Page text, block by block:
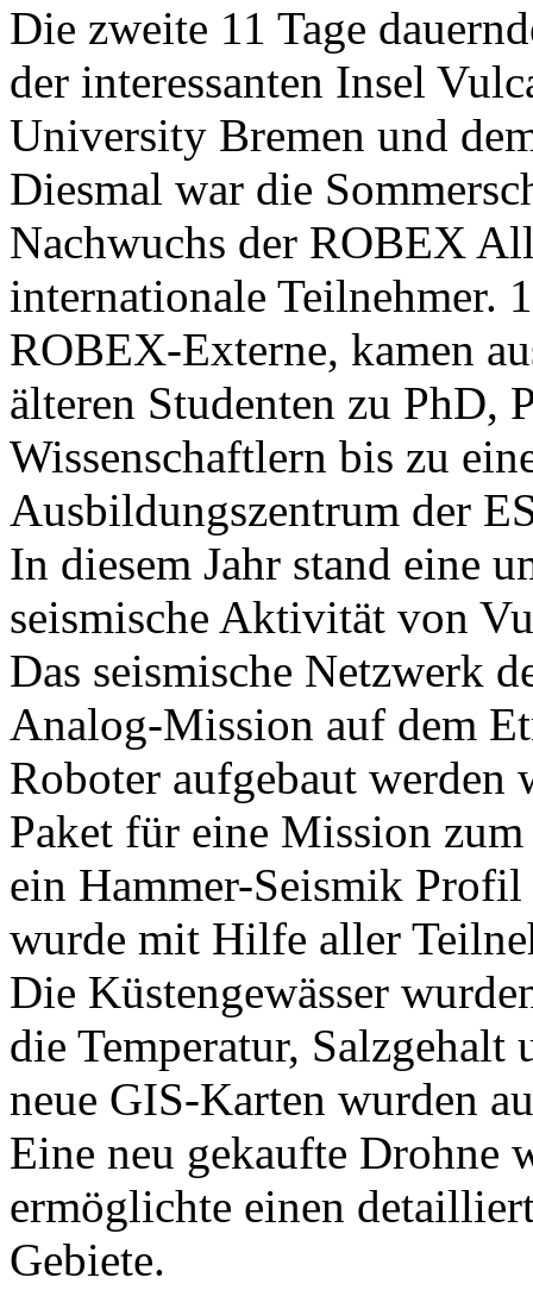
Die zweite 11 Tage
der interessanten Insel
University Bremen und
Diesmal war die
Nachwuchs der ROBEX
internationale Teilnehmer.
ROBEX-Externe, kamen
älteren Studenten zu PhD,
Wissenschaftlern bis zu
Ausbildungszentrum der
In diesem Jahr stand eine
seismische Aktivität von
Das seismische Netzwerk
Analog-Mission auf dem
Roboter aufgebaut werden
Paket für eine Mission
ein Hammer-Seismik
wurde mit Hilfe aller
Die Küstengewässer
die Temperatur,
neue GIS-Karten wurden
Eine neu gekaufte Drohne
ermöglichte einen
Gebiete.